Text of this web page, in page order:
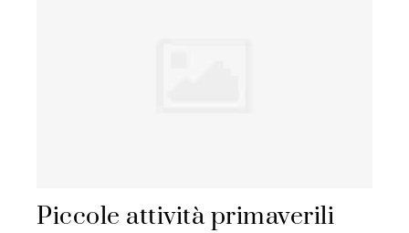
Piccole attività primaverili